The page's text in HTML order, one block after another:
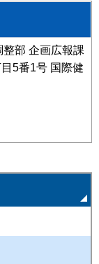
部 企画広報課
5番1号 国際健